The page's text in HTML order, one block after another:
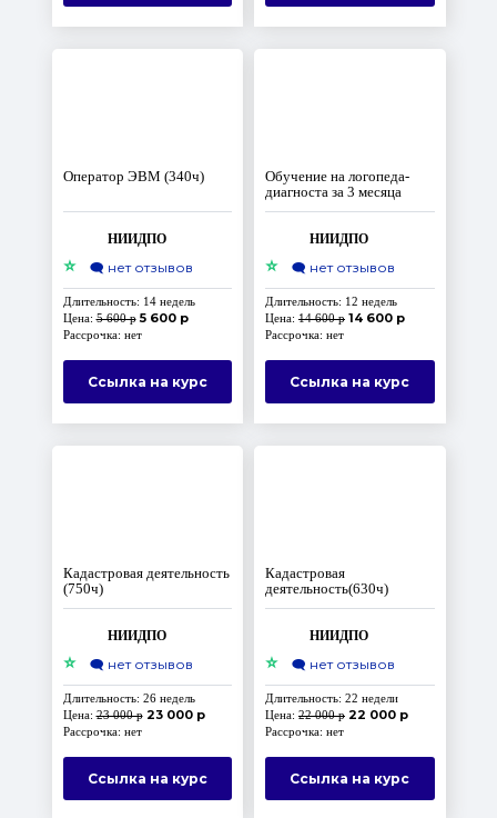
Оператор ЭВМ (340ч)
НИИДПО
⭐ 🗨️ нет отзывов
Длительность: 14 недель
Цена:5 600 р 5 600 р
Рассрочка: нет
Ссылка на курс
Обучение на логопеда-
диагноста за 3 месяца
НИИДПО
⭐ 🗨️ нет отзывов
Длительность: 12 недель
Цена: 14 600 р 14 600 р
Рассрочка: нет
Ссылка на курс
Кадастровая деятельность
(750ч)
НИИДПО
⭐ 🗨️ нет отзывов
Длительность: 26 недель
Цена:23 000 р 23 000 р
Рассрочка: нет
Ссылка на курс
Кадастровая
деятельность(630ч)
НИИДПО
⭐ 🗨️ нет отзывов
Длительность: 22 недели
Цена: 22 000 р 22 000 р
Рассрочка: нет
Ссылка на курс